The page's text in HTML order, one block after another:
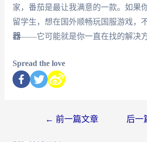
家，番茄是最让我满意的一款。如果
留学生，想在国外顺畅玩国服游戏，
器——它可能就是你一直在找的解决方
Spread the love
← 前一篇文章 后一